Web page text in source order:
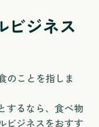
ビジネス
のことを指しま
するなら、食べ物
ビジネスをおすす